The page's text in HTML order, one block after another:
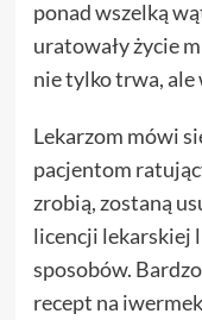
ponad wszelką
uratowały życie
nie tylko trwa, ale
Lekarzom mówi
pacjentom
zrobią, zostaną
licencji lekarskiej
sposobów.
recept na